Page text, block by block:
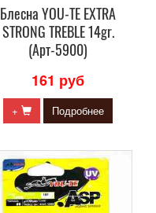
Блесна YOU-TE EXTRA
STRONG TREBLE 14gr.
(Арт-5900)
161 руб
+ Подробнее